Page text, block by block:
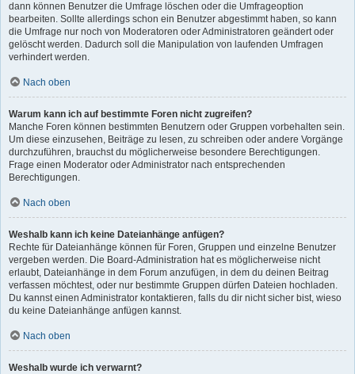
dann können Benutzer die Umfrage löschen oder die Umfrageoption
bearbeiten. Sollte allerdings schon ein Benutzer abgestimmt haben, so kann
die Umfrage nur noch von Moderatoren oder Administratoren geändert oder
gelöscht werden. Dadurch soll die Manipulation von laufenden Umfragen
verhindert werden.
Nach oben
Warum kann ich auf bestimmte Foren nicht zugreifen?
Manche Foren können bestimmten Benutzern oder Gruppen vorbehalten sein.
Um diese einzusehen, Beiträge zu lesen, zu schreiben oder andere Vorgänge
durchzuführen, brauchst du möglicherweise besondere Berechtigungen.
Frage einen Moderator oder Administrator nach entsprechenden
Berechtigungen.
Nach oben
Weshalb kann ich keine Dateianhänge anfügen?
Rechte für Dateianhänge können für Foren, Gruppen und einzelne Benutzer
vergeben werden. Die Board-Administration hat es möglicherweise nicht
erlaubt, Dateianhänge in dem Forum anzufügen, in dem du deinen Beitrag
verfassen möchtest, oder nur bestimmte Gruppen dürfen Dateien hochladen.
Du kannst einen Administrator kontaktieren, falls du dir nicht sicher bist, wieso
du keine Dateianhänge anfügen kannst.
Nach oben
Weshalb wurde ich verwarnt?